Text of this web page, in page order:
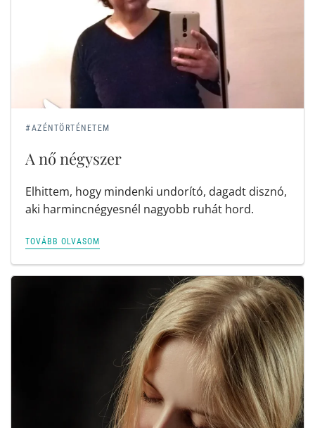
#AZÉNTÖRTÉNETEM
A nő négyszer
Elhittem, hogy mindenki undorító, dagadt disznó,
aki harmincnégyesnél nagyobb ruhát hord.
TOVÁBB OLVASOM